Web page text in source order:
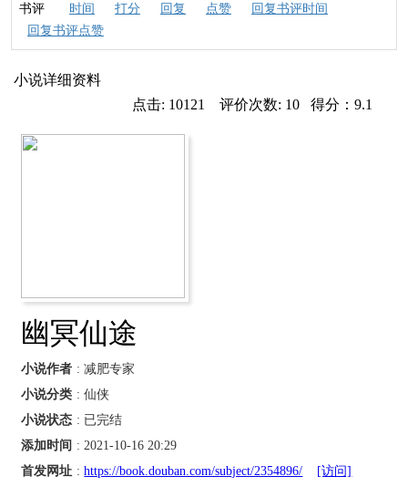
书评 时间 打分 回复 点赞
回复书评时间
回复书评点赞
小说详细资料
点击: 10121 评价次数: 10 得分：9.1
幽冥仙途
小说作者 : 减肥专家
小说分类 : 仙侠
小说状态 : 已完结
添加时间 : 2021-10-16 20:29
首发网址 :https://book.douban.com/subject/2354896/
[访问]